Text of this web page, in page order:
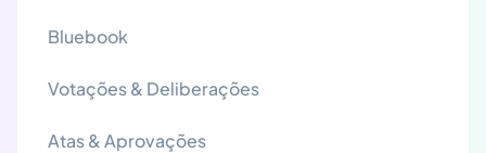
Bluebook
Votações & Deliberações
Atas & Aprovações